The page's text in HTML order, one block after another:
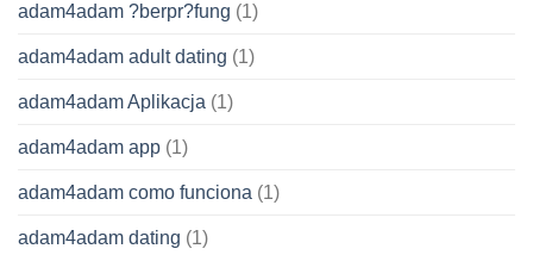
adam4adam ?berpr?fung (1)
adam4adam adult dating (1)
adam4adam Aplikacja (1)
adam4adam app (1)
adam4adam como funciona (1)
adam4adam dating (1)